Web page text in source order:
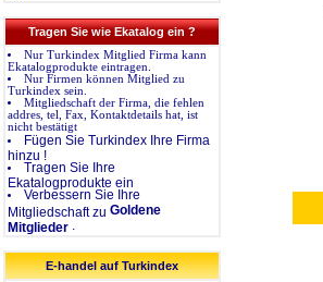
Tragen Sie wie Ekatalog ein ?
Nur Turkindex Mitglied Firma kann
Ekatalogprodukte eintragen.
Nur Firmen können Mitglied zu
Turkindex sein.
Mitgliedschaft der Firma, die fehlen
addres, tel, Fax, Kontaktdetails hat, ist
nicht bestätigt
Fügen Sie Turkindex Ihre Firma
hinzu !
Tragen Sie Ihre
Ekatalogprodukte ein
Verbessern Sie Ihre
Mitgliedschaft zu Goldene
Mitglieder .
E-handel auf Turkindex